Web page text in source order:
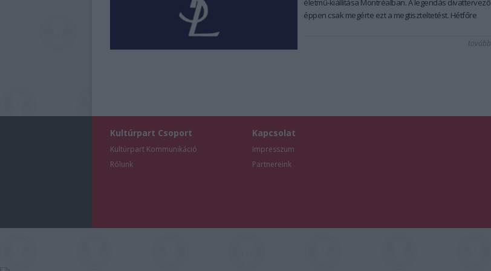
életmű-kiállítása Montréalban. A legendás divattervező
éppen csak megérte ezt a megtiszteltetést. Hétfőre
tovább
Kultúrpart Csoport
Kultúrpart Kommunikáció
Rólunk
Kapcsolat
Impresszum
Partnereink